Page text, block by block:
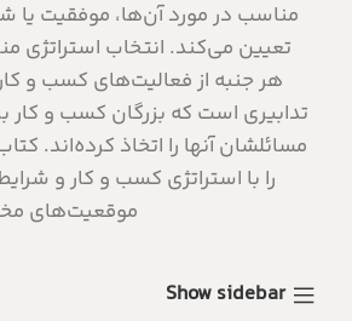
مناسب در مورد آن‌ها، موفقیت
تعیین می‌کند. انتخاب استراتژی
هر جنبه از فعالیت‌های کسب و کار
تدابیری است که بزرگان کسب و کار
مسائلشان آنها را اتخاذ کرده‌اند.
را با استراتژی کسب و کار و
موقعیت‌های
Show sidebar